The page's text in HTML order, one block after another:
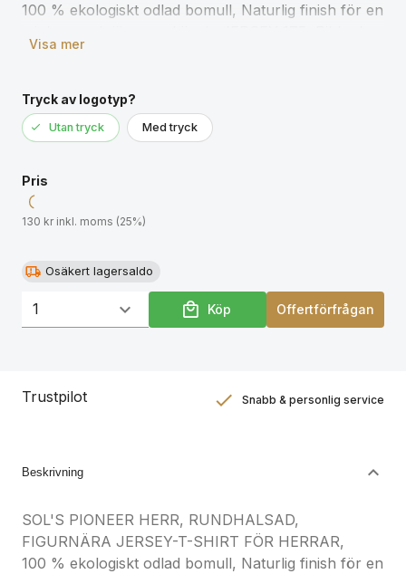
100 % ekologiskt odlad bomull, Naturlig finish för en
krage i 100 % bomull, Rund halsringning, Halstejp,
98 % ekologisk bomull / 2 % viskos, (2)
Gråmelerad: 85 % ekologisk bomull / 15 % viskose
för matchande storlekar, se storlekstabellen i
Visa mer
Tryck av logotyp?
Utan tryck Med tryck
Pris
130 kr inkl. moms (25%)
Osäkert lagersaldo
Köp Offertförfrågan
Trustpilot Snabb & personlig service
Beskrivning
SOL'S PIONEER HERR, RUNDHALSAD,
FIGURNÄRA JERSEY-T-SHIRT FÖR HERRAR,
100 % ekologiskt odlad bomull, Naturlig finish för en